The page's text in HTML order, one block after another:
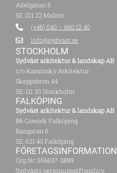
Adelgatan 6
SE-211 22 Malmö
(+46) 040 – 660 12 40
info@sydvast.se
STOCKHOLM
Sydväst arkitektur & landskap AB
c/o Kaminsky Arkitektur
Skeppsbron 44
SE-111 30 Stockholm
FALKÖPING
Sydväst arkitektur & landskap AB
B6 Cowork Falköping
Bangatan 6
SE-521 43 Falköping
FÖRETAGS­INFORMATION
Org.Nr: 556637-3899
Sydvästspersonuppgiftspolicy.